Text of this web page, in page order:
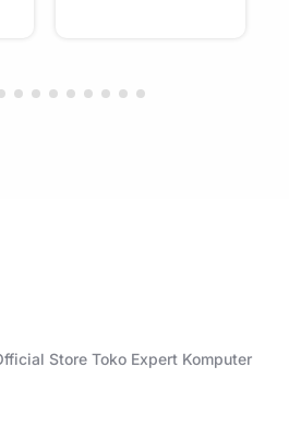
Store Toko Expert Komputer